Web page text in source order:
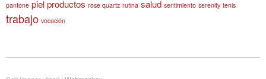
pantone pielproductos rose quartz rutina salud sentimiento serenity tenis
trabajo vocación